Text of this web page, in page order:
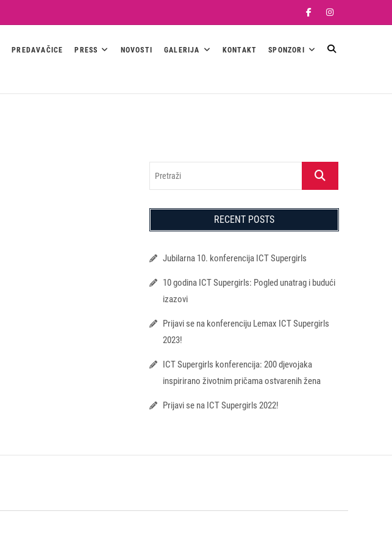
FacebookInstagram
PREDAVAČICE PRESS NOVOSTI GALERIJA KONTAKT SPONZORI
Pretraži
RECENT POSTS
Jubilarna 10. konferencija ICT Supergirls
10 godina ICT Supergirls: Pogled unatrag i budući
izazovi
Prijavi se na konferenciju Lemax ICT Supergirls
2023!
ICT Supergirls konferencija: 200 djevojaka
inspirirano životnim pričama ostvarenih žena
Prijavi se na ICT Supergirls 2022!